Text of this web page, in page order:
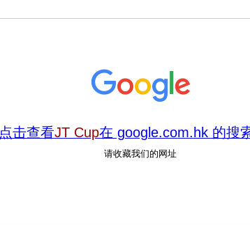
点击查看JT Cup在 google.com.hk 的搜
请收藏我们的网址